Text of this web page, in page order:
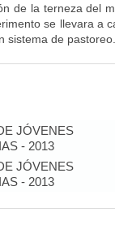
de la terneza del
se llevara a
sistema de pastoreo.
JÓVENES
- 2013
JÓVENES
- 2013